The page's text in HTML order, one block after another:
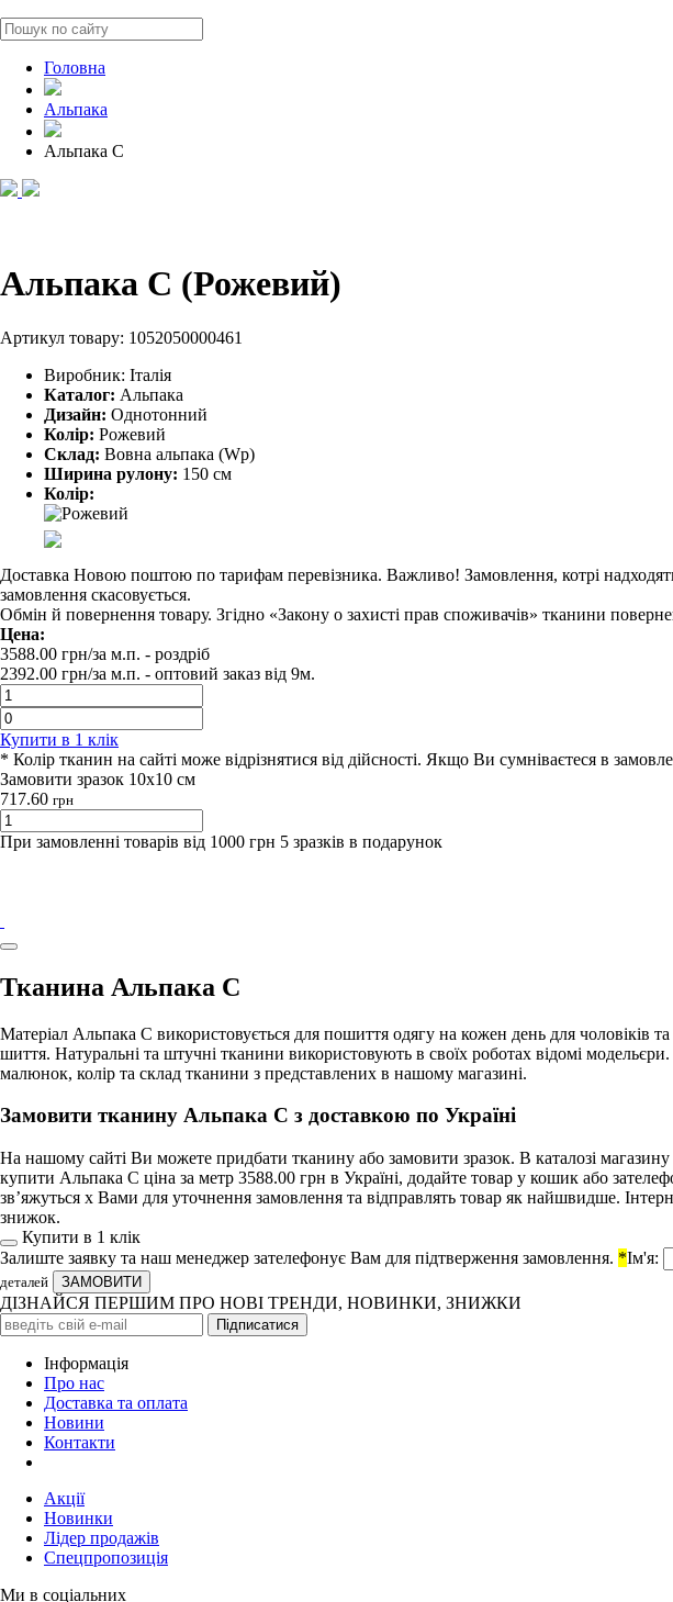
Головна
Альпака
Альпака С
Альпака С (Рожевий)
Артикул товару: 1052050000461
Виробник: Італія
Каталог: Альпака
Дизайн: Однотонний
Колір: Рожевий
Склад: Вовна альпака (Wp)
Ширина рулону: 150 см
Колір:
Доставка Новою поштою по тарифам перевізника. Важливо! Замовлення, котрі
замовлення скасовується.
Обмін й повернення товару. Згідно «Закону о захисті прав споживачів» тканини
Цена:
3588.00 грн/за м.п. - роздрiб
2392.00 грн/за м.п. - оптовий заказ вiд 9м.
Купити в 1 клiк
* Колір тканин на сайті може відрізнятися від дійсності. Якщо Ви сумніваєтеся в
Замовити зразок 10х10 см
717.60 грн
При замовленні товарів від 1000 грн 5 зразків в подарунок
Тканина Альпака С
Матеріал Альпака С використовується для пошиття одягу на кожен день для чоловіків
шиття. Натуральні та штучні тканини використовують в своїх роботах відомі
малюнок, колір та склад тканини з представлених в нашому магазині.
Замовити тканину Альпака С з доставкою по Україні
На нашому сайті Ви можете придбати тканину або замовити зразок. В каталозі
купити Альпака С ціна за метр 3588.00 грн в Україні, додайте товар у кошик або
зв’яжуться х Вами для уточнення замовлення та відправлять товар як найшвидше.
знижок.
Купити в 1 клiк
Залиште заявку та наш менеджер зателефонує Вам для підтверження замовлення. *Ім'я:
деталей
ДІЗНАЙСЯ ПЕРШИМ ПРО НОВІ ТРЕНДИ, НОВИНКИ, ЗНИЖКИ
Iнформація
Про нас
Доставка та оплата
Новини
Контакти
Акції
Новинки
Лідер продажів
Спецпропозиція
Ми в соціальних